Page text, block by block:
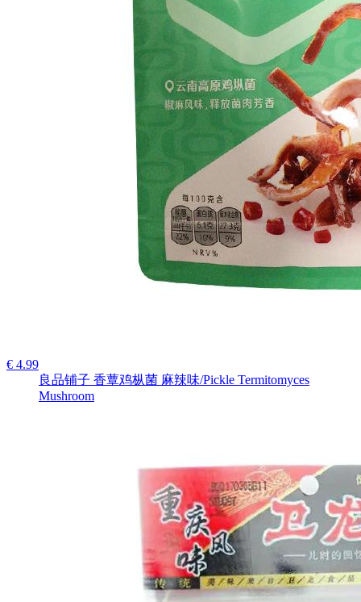
€ 4.99
良品铺子 香蕈鸡枞菌 麻辣味/Pickle Termitomyces
Mushroom